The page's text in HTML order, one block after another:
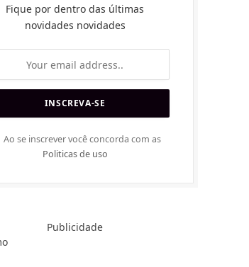
Fique por dentro das últimas
novidades novidades
Ao se inscrever você concorda com as
Politicas de uso
Publicidade